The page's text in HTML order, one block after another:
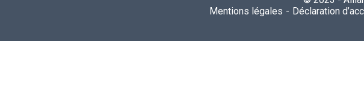
Mentions légales
Déclaration